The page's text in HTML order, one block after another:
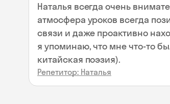
Наталья всегда очень
атмосфера уроков всегда
связи и даже проактивно
я упоминаю, что мне что-то
китайская поэзия).
Репетитор: Наталья